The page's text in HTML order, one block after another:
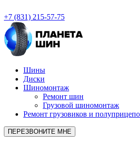
+7 (831) 215-57-75
Шины
Диски
Шиномонтаж
Ремонт шин
Грузовой шиномонтаж
Ремонт грузовиков и
ПЕРЕЗВОНИТЕ МНЕ